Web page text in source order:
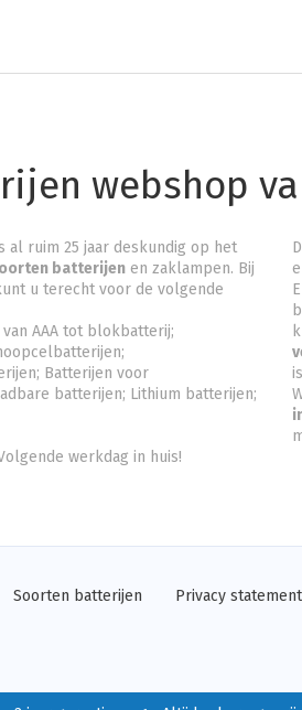
webshop
al ruim 25 jaar deskundig op het
batterijenen zaklampen. Bij
u terecht voor de volgende
AAA tot blokbatterij;
; Batterijen voor
batterijen; Lithium batterijen;
werkdag in huis!
Soorten batterijen Privacy statement